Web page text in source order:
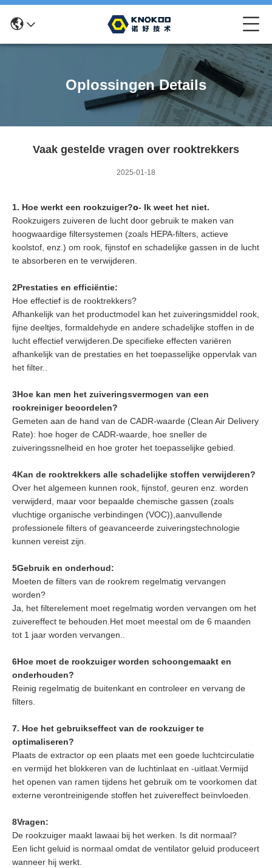
Oplossingen Details
Vaak gestelde vragen over rooktrekkers
2025-01-18
1. Hoe werkt een rookzuiger?o- Ik weet het niet.
Rookzuigers zuiveren de lucht door gebruik te maken van
hoogwaardige filtersystemen (zoals HEPA-filters, actieve
koolstof, enz.) om rook, fijnstof en schadelijke gassen in de lucht
te absorberen en te verwijderen.
2Prestaties en efficiëntie:
Hoe effectief is de rooktrekkers?
Afhankelijk van het productmodel kan het zuiveringsmiddel rook,
fijne deeltjes, formaldehyde en andere schadelijke stoffen in de
lucht effectief verwijderen.De specifieke effecten variëren
afhankelijk van de prestaties en het toepasselijke oppervlak van
het filter..
3Hoe kan men het zuiveringsvermogen van een
rookreiniger beoordelen?
Gemeten aan de hand van de CADR-waarde (Clean Air Delivery
Rate): hoe hoger de CADR-waarde, hoe sneller de
zuiveringssnelheid en hoe groter het toepasselijke gebied.
4Kan de rooktrekkers alle schadelijke stoffen verwijderen?
Over het algemeen kunnen rook, fijnstof, geuren enz. worden
verwijderd, maar voor bepaalde chemische gassen (zoals
vluchtige organische verbindingen (VOC)),aanvullende
professionele filters of geavanceerde zuiveringstechnologie
kunnen vereist zijn.
5Gebruik en onderhoud:
Moeten de filters van de rookrem regelmatig vervangen
worden?
Ja, het filterelement moet regelmatig worden vervangen om het
zuivereffect te behouden.Het moet meestal om de 6 maanden
tot 1 jaar worden vervangen..
6Hoe moet de rookzuiger worden schoongemaakt en
onderhouden?
Reinig regelmatig de buitenkant en controleer en vervang de
filters.
7. Hoe het gebruikseffect van de rookzuiger te
optimaliseren?
Plaats de extractor op een plaats met een goede luchtcirculatie
en vermijd het blokkeren van de luchtinlaat en -uitlaat.Vermijd
het openen van ramen tijdens het gebruik om te voorkomen dat
externe verontreinigende stoffen het zuivereffect beïnvloeden.
8Vragen:
De rookzuiger maakt lawaai bij het werken. Is dit normaal?
Een licht geluid is normaal omdat de ventilator geluid produceert
wanneer hij werkt.